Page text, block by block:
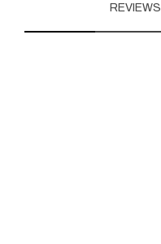
REVIEWS